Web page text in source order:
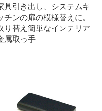
具引き出し、システムキ
チンの扉の模様替えに。
り替え簡単なインテリア
属取っ手